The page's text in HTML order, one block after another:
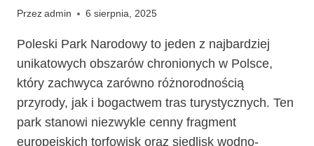
Przezadmin 6 sierpnia, 2025
Poleski Park Narodowy to jeden z najbardziej
unikatowych obszarów chronionych w Polsce,
który zachwyca zarówno różnorodnością
przyrody, jak i bogactwem tras turystycznych. Ten
park stanowi niezwykle cenny fragment
europejskich torfowisk oraz siedlisk wodno-